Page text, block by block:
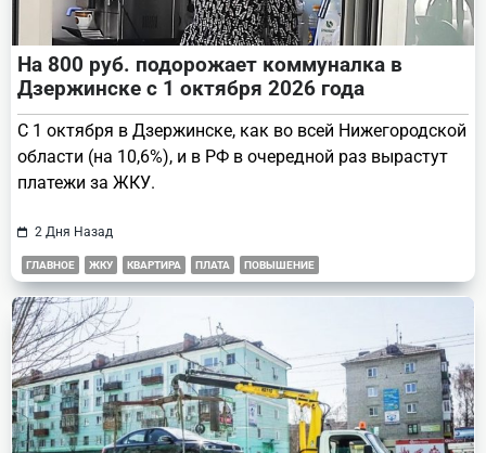
На 800 руб. подорожает коммуналка в
Дзержинске с 1 октября 2026 года
С 1 октября в Дзержинске, как во всей Нижегородской
области (на 10,6%), и в РФ в очередной раз вырастут
платежи за ЖКУ.
2 Дня Назад
ГЛАВНОЕ ЖКУ КВАРТИРА ПЛАТА ПОВЫШЕНИЕ